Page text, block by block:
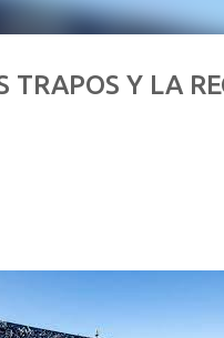
TRAPOS Y LA